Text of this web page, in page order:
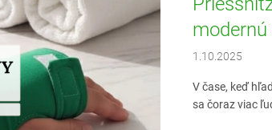
modernú
1.10.2025
V čase, keď
sa čoraz viac